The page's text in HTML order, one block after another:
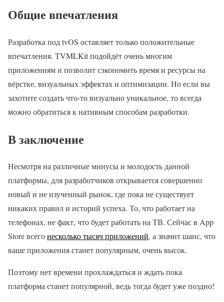
Общие впечатления
Разработка под tvOS оставляет только положительные
впечатления. TVMLKit подойдёт очень многим
приложениям и позволит сэкономить время и ресурсы на
вёрстке, визуальных эффектах и оптимизации. Но если вы
захотите создать что-то визуально уникальное, то всегда
можно обратиться к нативным способам разработки.
В заключение
Несмотря на различные минусы и молодость данной
платформы, для разработчиков открывается совершенно
новый и не изученный рынок, где пока не существует
никаких правил и историй успеха. То, что работает на
телефонах, не факт, что будет работать на ТВ. Сейчас в App
Store всегонесколько тысяч приложений, а значит шанс, что
ваше приложения станет популярным, очень высок.
Поэтому нет времени прохлаждаться и ждать пока
платформа станет популярной, ведь тогда будет уже поздно!